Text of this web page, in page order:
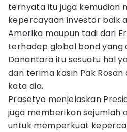
ternyata itu juga kemudian
kepercayaan investor baik
Amerika maupun tadi dari
terhadap global bond yang
Danantara itu sesuatu hal
dan terima kasih Pak
kata dia.
Prasetyo menjelaskan
juga memberikan sejumlah
untuk memperkuat